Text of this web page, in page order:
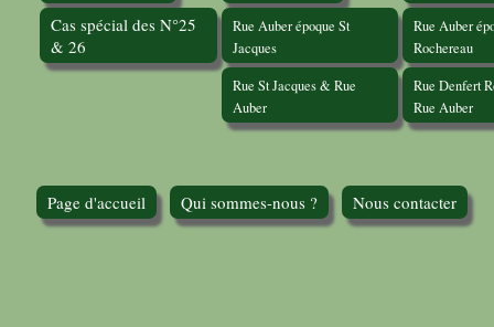
Cas spécial des N°25
& 26
Rue Auber époque St
Jacques
Rue Auber
Rochereau
Rue St Jacques & Rue
Auber
Rue Denfert
Rue Auber
Page d'accueil Qui sommes-nous ? Nous contacter